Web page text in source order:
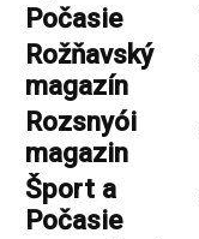
Počasie
Rožňavský
magazín
Rozsnyói
magazin
Šport a
Počasie